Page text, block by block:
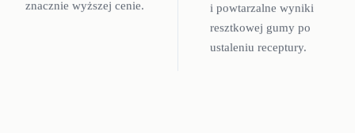
znacznie wyższej cenie.
i powtarzalne wyniki
resztkowej gumy po
ustaleniu receptury.